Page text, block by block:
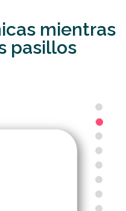
mientras
pasillos